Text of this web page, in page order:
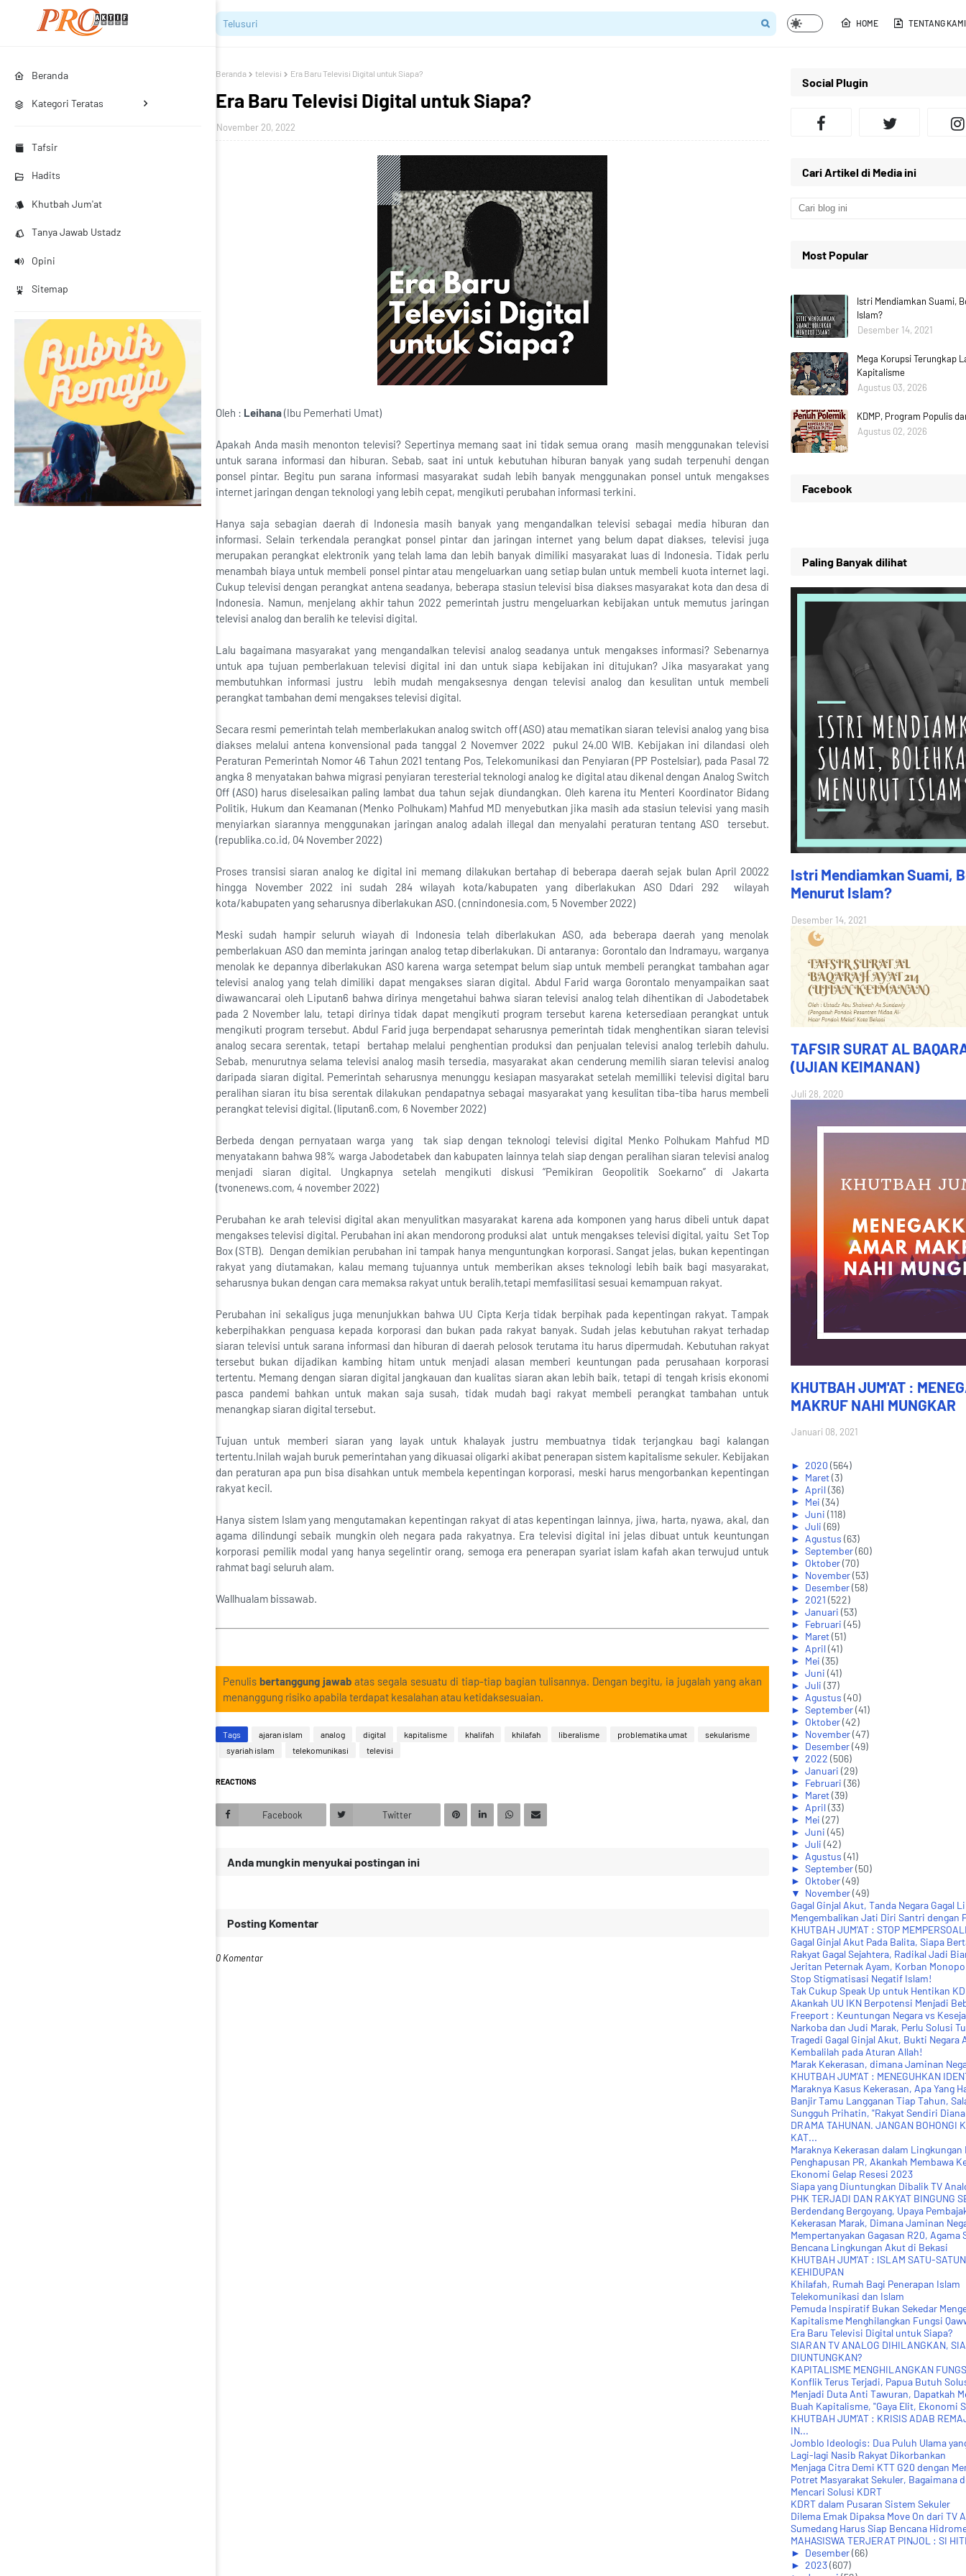
Beranda
Kategori Teratas
Tafsir
Hadits
Khutbah Jum'at
Tanya Jawab Ustadz
Opini
Sitemap
HOME TENTANG KAMI
Beranda televisi Era Baru Televisi Digital untuk Siapa?
Era Baru Televisi Digital untuk Siapa?
November 20, 2022
Oleh : Leihana(Ibu Pemerhati Umat)
Apakah Anda masih menonton televisi? Sepertinya memang saat ini tidak semua orang masih menggunakan televisi
untuk sarana informasi dan hiburan. Sebab, saat ini untuk kebutuhan hiburan banyak yang sudah terpenuhi dengan
ponsel pintar. Begitu pun sarana informasi masyarakat sudah lebih banyak menggunakan ponsel untuk mengakses
internet jaringan dengan teknologi yang lebih cepat, mengikuti perubahan informasi terkini.
Hanya saja sebagian daerah di Indonesia masih banyak yang mengandalkan televisi sebagai media hiburan dan
informasi. Selain terkendala perangkat ponsel pintar dan jaringan internet yang belum dapat diakses, televisi juga
merupakan perangkat elektronik yang telah lama dan lebih banyak dimiliki masyarakat luas di Indonesia. Tidak perlu
menambah biaya untuk membeli ponsel pintar atau mengeluarkan uang setiap bulan untuk membeli kuota internet lagi.
Cukup televisi dengan perangkat antena seadanya, beberapa stasiun televisi bisa diakses masyarakat kota dan desa di
Indonesia. Namun, menjelang akhir tahun 2022 pemerintah justru mengeluarkan kebijakan untuk memutus jaringan
televisi analog dan beralih ke televisi digital.
Lalu bagaimana masyarakat yang mengandalkan televisi analog seadanya untuk mengakses informasi? Sebenarnya
untuk apa tujuan pemberlakuan televisi digital ini dan untuk siapa kebijakan ini ditujukan? Jika masyarakat yang
membutuhkan informasi justru lebih mudah mengaksesnya dengan televisi analog dan kesulitan untuk membeli
perangkat tambahan demi mengakses televisi digital.
Secara resmi pemerintah telah memberlakukan analog switch off (ASO) atau mematikan siaran televisi analog yang bisa
diakses melalui antena konvensional pada tanggal 2 Novemver 2022 pukul 24.00 WIB. Kebijakan ini dilandasi oleh
Peraturan Pemerintah Nomor 46 Tahun 2021 tentang Pos, Telekomunikasi dan Penyiaran (PP Postelsiar), pada Pasal 72
angka 8 menyatakan bahwa migrasi penyiaran teresterial teknologi analog ke digital atau dikenal dengan Analog Switch
Off (ASO) harus diselesaikan paling lambat dua tahun sejak diundangkan. Oleh karena itu Menteri Koordinator Bidang
Politik, Hukum dan Keamanan (Menko Polhukam) Mahfud MD menyebutkan jika masih ada stasiun televisi yang masih
menyiarkan siarannya menggunakan jaringan analog adalah illegal dan menyalahi peraturan tentang ASO tersebut.
(republika.co.id, 04 November 2022)
Proses transisi siaran analog ke digital ini memang dilakukan bertahap di beberapa daerah sejak bulan April 20022
hingga November 2022 ini sudah 284 wilayah kota/kabupaten yang diberlakukan ASO Ddari 292 wilayah
kota/kabupaten yang seharusnya diberlakukan ASO. (cnnindonesia.com, 5 November 2022)
Meski sudah hampir seluruh wiayah di Indonesia telah diberlakukan ASO, ada beberapa daerah yang menolak
pemberlakuan ASO dan meminta jaringan analog tetap diberlakukan. Di antaranya: Gorontalo dan Indramayu, warganya
menolak ke depannya diberlakukan ASO karena warga setempat belum siap untuk membeli perangkat tambahan agar
televisi analog yang telah dimiliki dapat mengakses siaran digital. Abdul Farid warga Gorontalo menyampaikan saat
diwawancarai oleh Liputan6 bahwa dirinya mengetahui bahwa siaran televisi analog telah dihentikan di Jabodetabek
pada 2 November lalu, tetapi dirinya tidak dapat mengikuti program tersebut karena ketersediaan perangkat untuk
mengikuti program tersebut. Abdul Farid juga berpendapat seharusnya pemerintah tidak menghentikan siaran televisi
analog secara serentak, tetapi bertahap melalui penghentian produksi dan penjualan televisi analog terlebih dahulu.
Sebab, menurutnya selama televisi analog masih tersedia, masyarakat akan cenderung memilih siaran televisi analog
daripada siaran digital. Pemerintah seharusnya menunggu kesiapan masyarakat setelah memilliki televisi digital baru
peralihan siaran itu bisa serentak dilakukan pendapatnya sebagai masyarakat yang kesulitan tiba-tiba harus membeli
perangkat televisi digital. (liputan6.com, 6 November 2022)
Berbeda dengan pernyataan warga yang tak siap dengan teknologi televisi digital Menko Polhukam Mahfud MD
menyatakann bahwa 98% warga Jabodetabek dan kabupaten lainnya telah siap dengan peralihan siaran televisi analog
menjadi siaran digital. Ungkapnya setelah mengikuti diskusi “Pemikiran Geopolitik Soekarno” di Jakarta
(tvonenews.com, 4 november 2022)
Perubahan ke arah televisi digital akan menyulitkan masyarakat karena ada komponen yang harus dibeli untuk dapat
mengakses televisi digital. Perubahan ini akan mendorong produksi alat untuk mengakses televisi digital, yaitu Set Top
Box (STB). Dengan demikian perubahan ini tampak hanya menguntungkan korporasi. Sangat jelas, bukan kepentingan
rakyat yang diutamakan, kalau memang tujuannya untuk memberikan akses teknologi lebih baik bagi masyarakat,
seharusnya bukan dengan cara memaksa rakyat untuk beralih,tetapi memfasilitasi sesuai kemampuan rakyat.
Perubahan ini sekaligus juga menunjukkan bahwa UU Cipta Kerja tidak berpihak pada kepentingan rakyat. Tampak
keberpihakkan penguasa kepada korporasi dan bukan pada rakyat banyak. Sudah jelas kebutuhan rakyat terhadap
siaran televisi untuk sarana informasi dan hiburan di daerah pelosok terutama itu harus dipermudah. Kebutuhan rakyat
tersebut bukan dijadikan kambing hitam untuk menjadi alasan memberi keuntungan pada perusahaan korporasi
tertentu. Memang dengan siaran digital jangkauan dan kualitas siaran akan lebih baik, tetapi di tengah krisis ekonomi
pasca pandemi bahkan untuk makan saja susah, tidak mudah bagi rakyat membeli perangkat tambahan untuk
menangkap siaran digital tersebut.
Tujuan untuk memberi siaran yang layak untuk khalayak justru membuatnya tidak terjangkau bagi kalangan
tertentu.Inilah wajah buruk pemerintahan yang dikuasai oligarki akibat penerapan sistem kapitalisme sekuler. Kebijakan
dan peraturan apa pun bisa disahkan untuk membela kepentingan korporasi, meski harus mengorbankan kepentingan
rakyat kecil.
Hanya sistem Islam yang mengutamakan kepentingan rakyat di atas kepentingan lainnya, jiwa, harta, nyawa, akal, dan
agama dilindungi sebaik mungkin oleh negara pada rakyatnya. Era televisi digital ini jelas dibuat untuk keuntungan
korporasi pemilik modal yang hanya segelintir orang, semoga era penerapan syariat islam kafah akan terwujud untuk
rahmat bagi seluruh alam.
Wallhualam bissawab.
Penulis bertanggung jawab atas segala sesuatu di tiap-tiap bagian tulisannya. Dengan begitu, ia jugalah yang akan
menanggung risiko apabila terdapat kesalahan atau ketidaksesuaian.
Tags ajaran islam analog digital kapitalisme khalifah khilafah liberalisme problematika umat
sekularisme
syariah islam
telekomunikasi televisi
REACTIONS
Facebook Twitter
Anda mungkin menyukai postingan ini
Posting Komentar
0 Komentar
Social Plugin
Cari Artikel di Media ini
Most Popular
Istri Mendiamkan Suami,
Islam?
Desember 14, 2021
Mega Korupsi Terungkap
Kapitalisme
Agustus 03, 2026
KDMP, Program Populis
Agustus 02, 2026
Facebook
Paling Banyak dilihat
Istri Mendiamkan Suami,
Menurut Islam?
Desember 14, 2021
TAFSIR SURAT AL
(UJIAN KEIMANAN)
Juli 28, 2020
KHUTBAH JUM'AT :
MAKRUF NAHI MUNGKAR
Januari 08, 2021
► 2020 (564)
► Maret(3)
► April(36)
► Mei (34)
► Juni (118)
► Juli (69)
► Agustus (63)
► September(60)
► Oktober(70)
► November(53)
► Desember(58)
► 2021 (522)
► Januari (53)
► Februari (45)
► Maret(51)
► April(41)
► Mei (35)
► Juni (41)
► Juli (37)
► Agustus (40)
► September(41)
► Oktober(42)
► November(47)
► Desember(49)
▼ 2022 (506)
► Januari (29)
► Februari (36)
► Maret(39)
► April(33)
► Mei (27)
► Juni (45)
► Juli (42)
► Agustus (41)
► September(50)
► Oktober(49)
▼ November(49)
Gagal Ginjal Akut, Tanda Negara Gagal
Mengembalikan Jati Diri Santri dengan
KHUTBAH JUM'AT : STOP
Gagal Ginjal Akut Pada Balita, Siapa
Rakyat Gagal Sejahtera, Radikal Jadi
Jeritan Peternak Ayam, Korban
Stop Stigmatisasi Negatif Islam!
Tak Cukup Speak Up untuk Hentikan
Akankah UU IKN Berpotensi Menjadi
Freeport : Keuntungan Negara vs
Narkoba dan Judi Marak, Perlu Solusi
Tragedi Gagal Ginjal Akut, Bukti Negara
Kembalilah pada Aturan Allah!
Marak Kekerasan, dimana Jaminan
KHUTBAH JUM'AT : MENEGUHKAN
Maraknya Kasus Kekerasan, Apa Yang
Banjir Tamu Langganan Tiap Tahun,
Sungguh Prihatin, "Rakyat Sendiri
DRAMA TAHUNAN. JANGAN BOHONGI
KAT...
Maraknya Kekerasan dalam
Penghapusan PR, Akankah Membawa
Ekonomi Gelap Resesi 2023
Siapa yang Diuntungkan Dibalik TV
PHK TERJADI DAN RAKYAT BINGUNG
Berdendang Bergoyang, Upaya
Kekerasan Marak, Dimana Jaminan
Mempertanyakan Gagasan R20, Agama
Bencana Lingkungan Akut di Bekasi
KHUTBAH JUM'AT : ISLAM SATU-
KEHIDUPAN
Khilafah, Rumah Bagi Penerapan Islam
Telekomunikasi dan Islam
Pemuda Inspiratif Bukan Sekedar
Kapitalisme Menghilangkan Fungsi
Era Baru Televisi Digital untuk Siapa?
SIARAN TV ANALOG DIHILANGKAN,
DIUNTUNGKAN?
KAPITALISME MENGHILANGKAN
Konflik Terus Terjadi, Papua Butuh
Menjadi Duta Anti Tawuran, Dapatkah
Buah Kapitalisme, "Gaya Elit, Ekonomi
KHUTBAH JUM'AT : KRISIS ADAB
IN...
Jomblo Ideologis: Dua Puluh Ulama
Lagi-lagi Nasib Rakyat Dikorbankan
Menjaga Citra Demi KTT G20 dengan
Potret Masyarakat Sekuler, Bagaimana
Mencari Solusi KDRT
KDRT dalam Pusaran Sistem Sekuler
Dilema Emak Dipaksa Move On dari TV
Sumedang Harus Siap Bencana
MAHASISWA TERJERAT PINJOL : SI
► Desember(66)
► 2023(607)